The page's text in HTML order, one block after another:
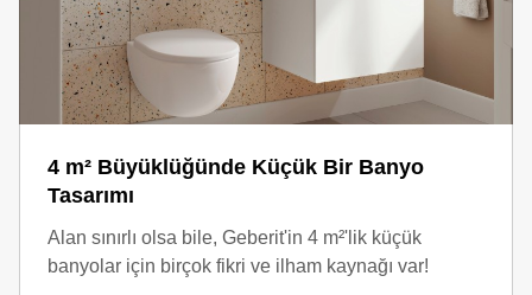
4 m² Büyüklüğünde Küçük Bir Banyo
Tasarımı
Alan sınırlı olsa bile, Geberit'in 4 m²'lik küçük
banyolar için birçok fikri ve ilham kaynağı var!